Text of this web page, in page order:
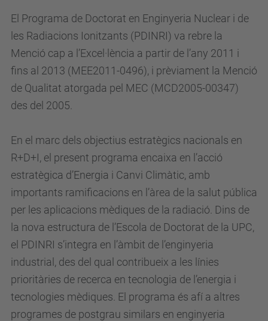
El Programa de Doctorat en Enginyeria Nuclear i de
les Radiacions Ionitzants (PDINRI) va rebre la
Menció cap a l’Excel·lència a partir de l’any 2011 i
fins al 2013 (MEE2011-0496), i prèviament la Menció
de Qualitat atorgada pel MEC (MCD2005-00347)
des del 2005.
En el marc dels objectius estratègics nacionals en
R+D+I, el present programa encaixa en l’acció
estratègica d’Energia i Canvi Climàtic, amb
importants ramificacions en l’àrea de la salut pública
per les aplicacions mèdiques de la radiació. Dins de
la nova estructura de l’Escola de Doctorat de la UPC,
el PDINRI s’integra en l’àmbit de l’enginyeria
industrial, des del qual contribueix a les línies
prioritàries de recerca en tecnologia de l’energia i
tecnologies mèdiques. El programa és afí a altres
programes de postgrau similars en enginyeria